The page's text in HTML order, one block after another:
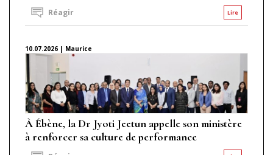
Lire
Réagir
10.07.2026 | Maurice
À Ébène, la Dr Jyoti Jeetun appelle son ministère
à renforcer sa culture de performance